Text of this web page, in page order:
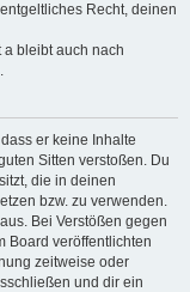
Recht, deinen
a bleibt auch nach
er keine Inhalte
Sitten verstoßen. Du
die in deinen
bzw. zu verwenden.
Bei Verstößen gegen
Board veröffentlichten
zeitweise oder
und dir ein